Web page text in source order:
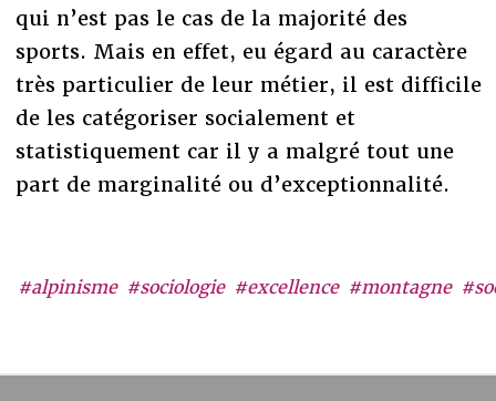
#alpinisme #sociologie #excellence #montagne
qui n’est pas le cas de la majorité des
sports. Mais en effet, eu égard au caractère
très particulier de leur métier, il est difficile
de les catégoriser socialement et
statistiquement car il y a malgré tout une
part de marginalité ou d’exceptionnalité.